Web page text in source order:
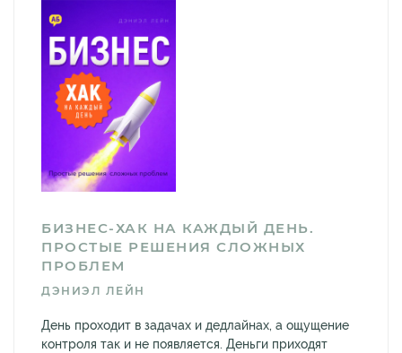
БИЗНЕС-ХАК НА КАЖДЫЙ ДЕНЬ.
ПРОСТЫЕ РЕШЕНИЯ СЛОЖНЫХ
ПРОБЛЕМ
ДЭНИЭЛ ЛЕЙН
День проходит в задачах и дедлайнах, а ощущение
контроля так и не появляется. Деньги приходят